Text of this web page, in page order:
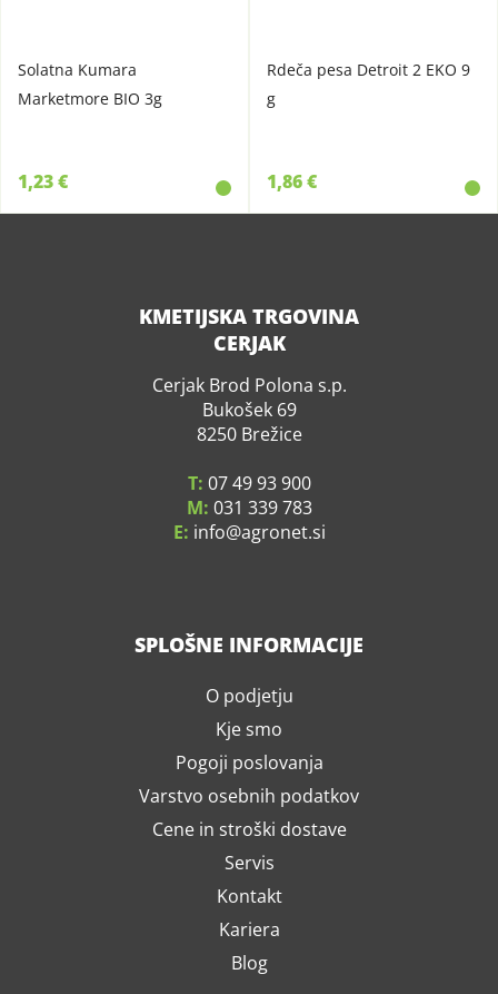
Solatna Kumara
Marketmore BIO 3g
1,23 €
Rdeča pesa Detroit 2 EKO 9
g
1,86 €
KMETIJSKA TRGOVINA
CERJAK
Cerjak Brod Polona s.p.
Bukošek 69
8250 Brežice
T: 07 49 93 900
M: 031 339 783
E: info agronet.si
SPLOŠNE INFORMACIJE
O podjetju
Kje smo
Pogoji poslovanja
Varstvo osebnih podatkov
Cene in stroški dostave
Servis
Kontakt
Kariera
Blog